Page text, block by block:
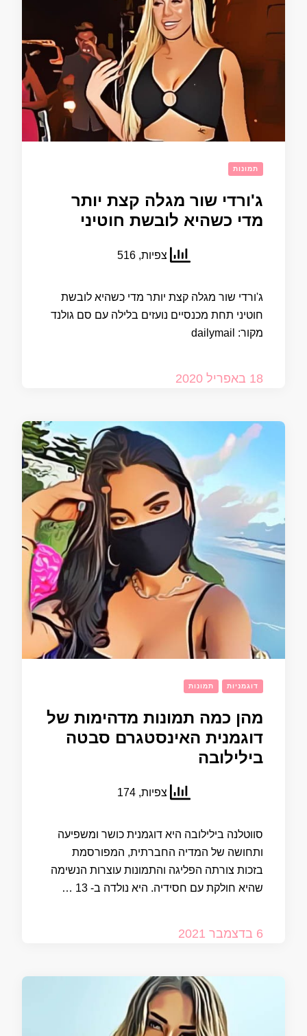
תמונות
ג'ורדי שור מגלה קצת יותר
מדי כשהיא לובשת חוטיני
צפיות, 516
ג'ורדי שור מגלה קצת יותר מדי כשהיא לובשת
חוטיני תחת מכנסיים נועזים בלילה עם סם גולנד
מקור: dailymail
18 באפריל 2020
דוגמניות תמונות
מהן כמה תמונות מדהימות של
דוגמנית האינסטגרם סבטה
בילילובה
צפיות, 174
סווטלנה בילילובה היא דוגמנית כושר ומשפיעה
ותחושה של המדיה החברתית, המפורסמת
בזכות צורתה הפליגה והתמונות עוצרות הנשימה
שהיא חולקת עם חסידיה. היא נולדה ב- 13 …
6 בדצמבר 2021